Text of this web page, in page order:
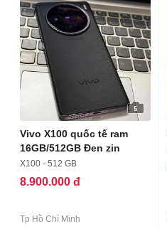
5
Vivo X100 quốc tế ram
16GB/512GB Đen zin
X100 - 512 GB
8.900.000 đ
Tp Hồ Chí Minh